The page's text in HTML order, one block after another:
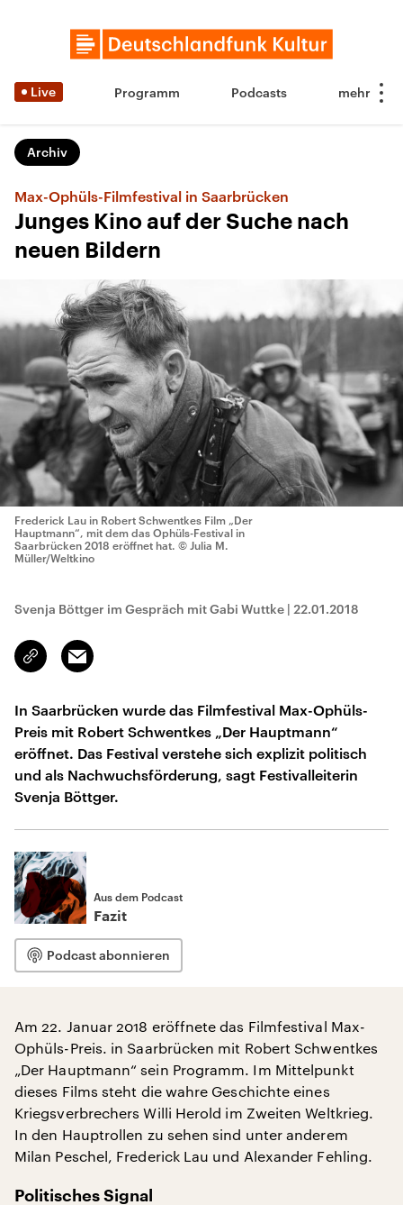
Live Programm Podcasts
Archiv
Max-Ophüls-Filmfestival in Saarbrücken
Junges Kino auf der Suche nach
neuen Bildern
Frederick Lau in Robert Schwentkes Film „Der
Hauptmann“, mit dem das Ophüls-Festival in
Saarbrücken 2018 eröffnet hat. © Julia M.
Müller/Weltkino
Svenja Böttger im Gespräch mit Gabi Wuttke | 22.01.2018
Link
kopieren/teilen
Email
In Saarbrücken wurde das Filmfestival Max-Ophüls-
Preis mit Robert Schwentkes „Der Hauptmann“
eröffnet. Das Festival verstehe sich explizit politisch
und als Nachwuchsförderung, sagt Festivalleiterin
Svenja Böttger.
Aus dem Podcast
Fazit
Podcast abonnieren
Am 22. Januar 2018 eröffnete das Filmfestival Max-
Ophüls-Preis. in Saarbrücken mit Robert Schwentkes
„Der Hauptmann“ sein Programm. Im Mittelpunkt
dieses Films steht die wahre Geschichte eines
Kriegsverbrechers Willi Herold im Zweiten Weltkrieg.
In den Hauptrollen zu sehen sind unter anderem
Milan Peschel, Frederick Lau und Alexander Fehling.
Politisches Signal